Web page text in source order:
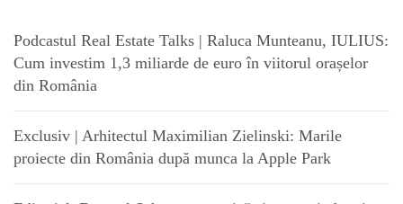
Podcastul Real Estate Talks | Raluca Munteanu, IULIUS:
Cum investim 1,3 miliarde de euro în viitorul orașelor
din România
Exclusiv | Arhitectul Maximilian Zielinski: Marile
proiecte din România după munca la Apple Park